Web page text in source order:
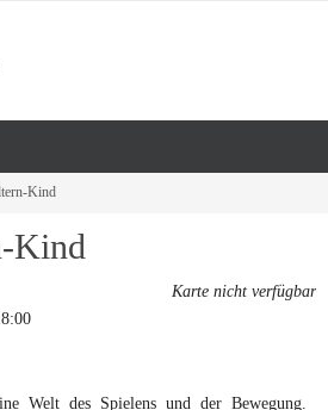
Kind
Kind
Karte nicht verfügbar
Welt des Spielens und der Bewegung.